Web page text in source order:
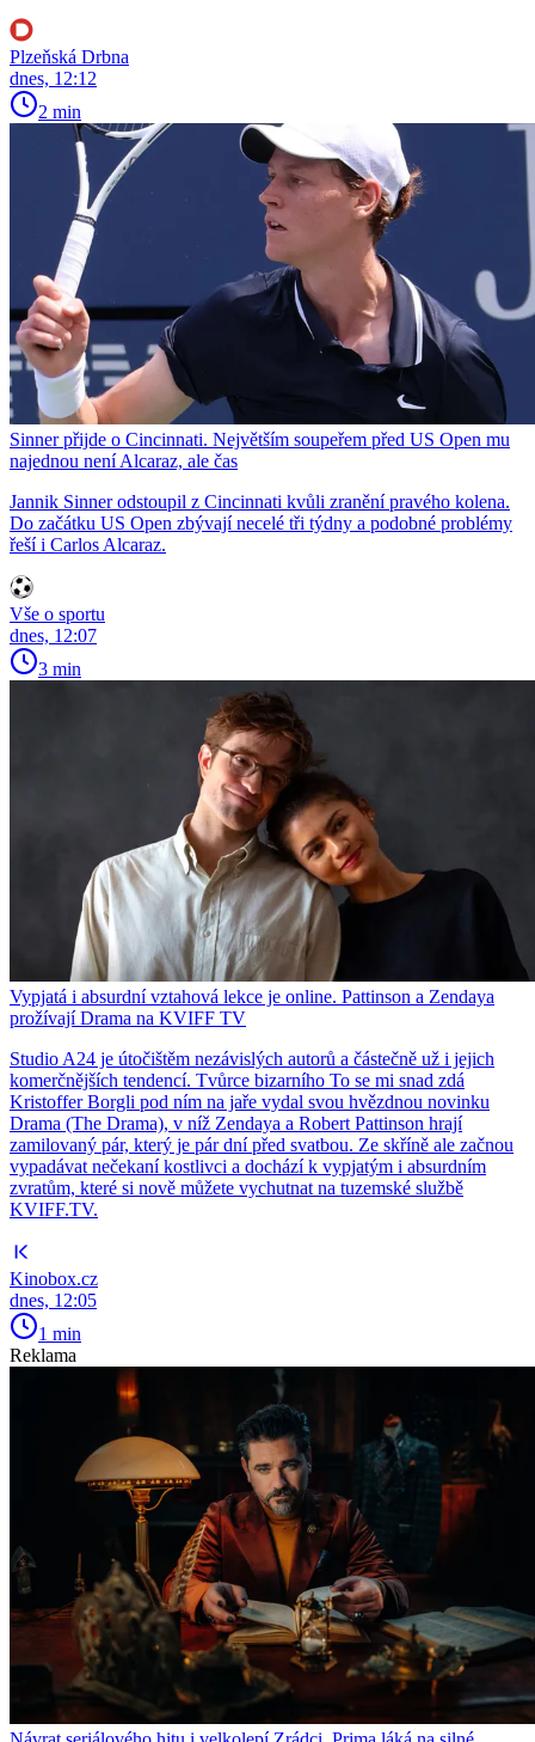
Plzeňská Drbna
dnes, 12:12
2 min
Sinner přijde o Cincinnati. Největším soupeřem před US Open mu
najednou není Alcaraz, ale čas
Jannik Sinner odstoupil z Cincinnati kvůli zranění pravého kolena.
Do začátku US Open zbývají necelé tři týdny a podobné problémy
řeší i Carlos Alcaraz.
Vše o sportu
dnes, 12:07
3 min
Vypjatá i absurdní vztahová lekce je online. Pattinson a Zendaya
prožívají Drama na KVIFF TV
Studio A24 je útočištěm nezávislých autorů a částečně už i jejich
komerčnějších tendencí. Tvůrce bizarního To se mi snad zdá
Kristoffer Borgli pod ním na jaře vydal svou hvězdnou novinku
Drama (The Drama), v níž Zendaya a Robert Pattinson hrají
zamilovaný pár, který je pár dní před svatbou. Ze skříně ale začnou
vypadávat nečekaní kostlivci a dochází k vypjatým i absurdním
zvratům, které si nově můžete vychutnat na tuzemské službě
KVIFF.TV.
Kinobox.cz
dnes, 12:05
1 min
Reklama